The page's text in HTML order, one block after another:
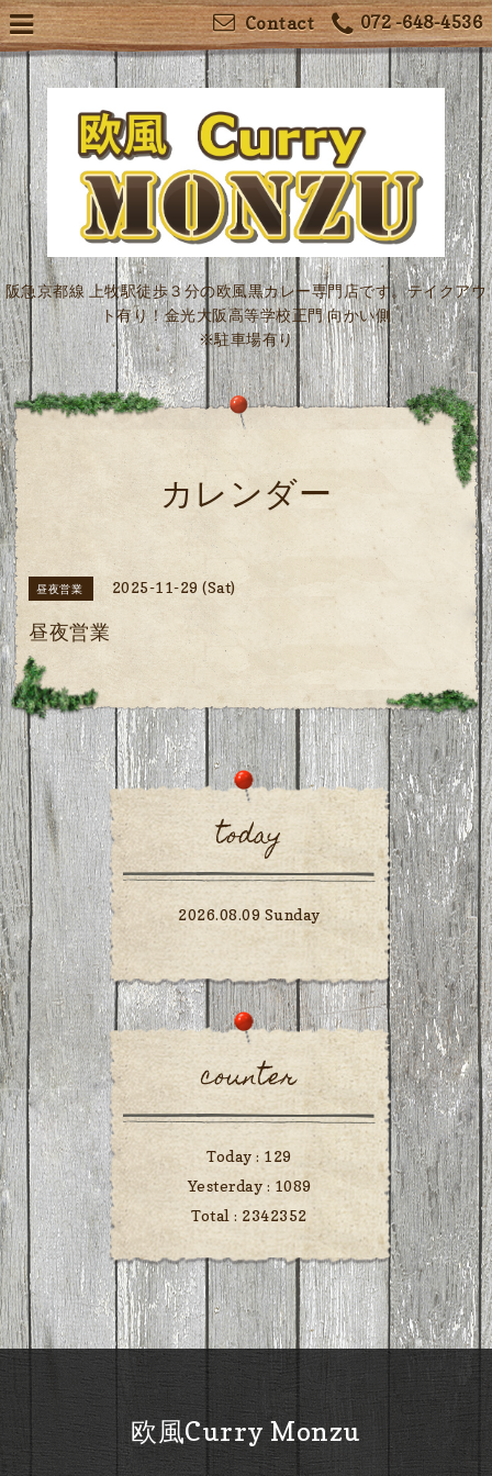
072 -648-4536
Contact
阪急京都線 上牧駅徒歩３分の欧風黒カレー専門店です。テイクアウ
ト有り！金光大阪高等学校正門 向かい側
※駐車場有り
カレンダー
昼夜営業 2025-11-29 (Sat)
昼夜営業
today
2026.08.09 Sunday
counter
Today : 129
Yesterday : 1089
Total : 2342352
欧風Curry Monzu